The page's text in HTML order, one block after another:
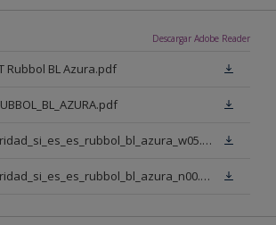
Descargar Adobe Reader
Rubbol BL Azura.pdf
ficha_seguridad_si_es_es_rubbol_bl_azura_w05.pdf
ficha_seguridad_si_es_es_rubbol_bl_azura_n00.pdf